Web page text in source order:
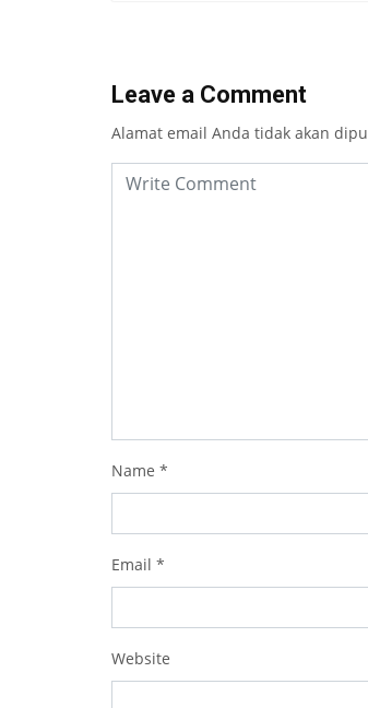
Leave a Comment
Alamat email Anda tidak akan
Name *
Email *
Website